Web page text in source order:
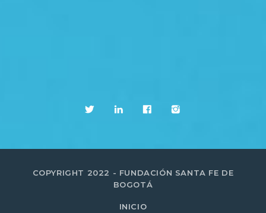
COPYRIGHT 2022 - FUNDACIÓN SANTA FE DE
BOGOTÁ
INICIO